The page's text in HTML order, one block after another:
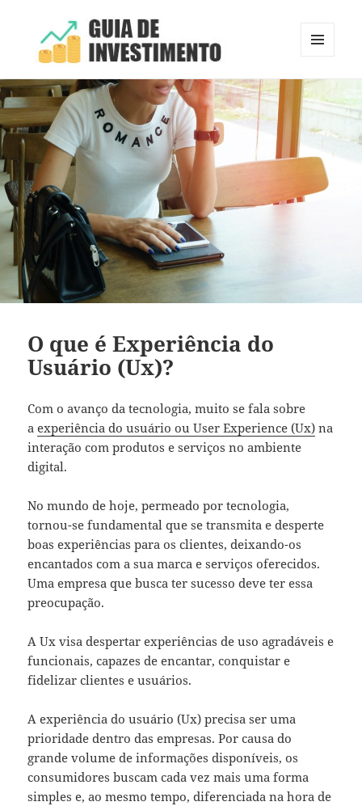
Guia de Investimento
E
WIDGETS
O que é Experiência do
Usuário (Ux)?
Com o avanço da tecnologia, muito se fala sobre
a experiência do usuário ou User Experience (Ux) na
interação com produtos e serviços no ambiente
digital.
No mundo de hoje, permeado por tecnologia,
tornou-se fundamental que se transmita e desperte
boas experiências para os clientes, deixando-os
encantados com a sua marca e serviços oferecidos.
Uma empresa que busca ter sucesso deve ter essa
preocupação.
A Ux visa despertar experiências de uso agradáveis e
funcionais, capazes de encantar, conquistar e
fidelizar clientes e usuários.
A experiência do usuário (Ux) precisa ser uma
prioridade dentro das empresas. Por causa do
grande volume de informações disponíveis, os
consumidores buscam cada vez mais uma forma
simples e, ao mesmo tempo, diferenciada na hora de